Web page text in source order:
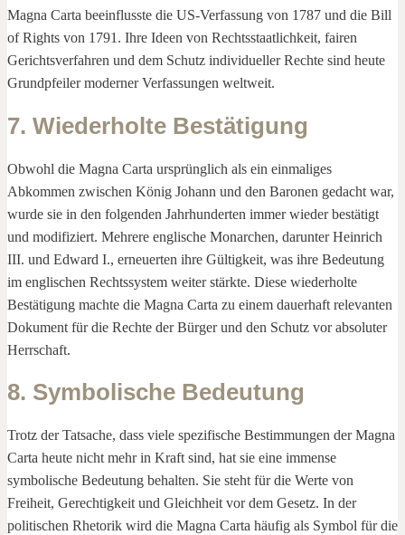
Magna Carta beeinflusste die US-Verfassung von 1787 und die Bill
of Rights von 1791. Ihre Ideen von Rechtsstaatlichkeit, fairen
Gerichtsverfahren und dem Schutz individueller Rechte sind heute
Grundpfeiler moderner Verfassungen weltweit.
7. Wiederholte Bestätigung
Obwohl die Magna Carta ursprünglich als ein einmaliges
Abkommen zwischen König Johann und den Baronen gedacht war,
wurde sie in den folgenden Jahrhunderten immer wieder bestätigt
und modifiziert. Mehrere englische Monarchen, darunter Heinrich
III. und Edward I., erneuerten ihre Gültigkeit, was ihre Bedeutung
im englischen Rechtssystem weiter stärkte. Diese wiederholte
Bestätigung machte die Magna Carta zu einem dauerhaft relevanten
Dokument für die Rechte der Bürger und den Schutz vor absoluter
Herrschaft.
8. Symbolische Bedeutung
Trotz der Tatsache, dass viele spezifische Bestimmungen der Magna
Carta heute nicht mehr in Kraft sind, hat sie eine immense
symbolische Bedeutung behalten. Sie steht für die Werte von
Freiheit, Gerechtigkeit und Gleichheit vor dem Gesetz. In der
politischen Rhetorik wird die Magna Carta häufig als Symbol für die